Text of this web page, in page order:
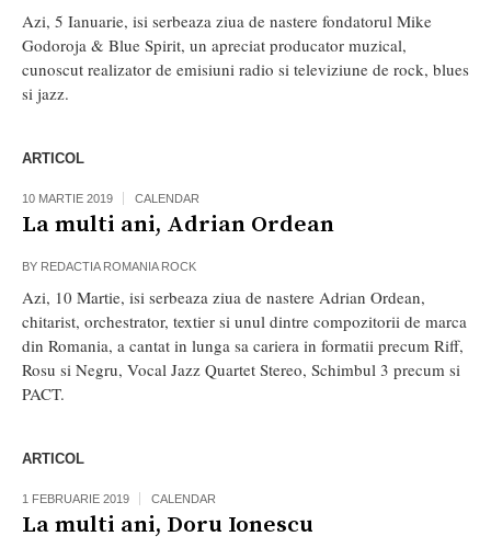
Azi, 5 Ianuarie, isi serbeaza ziua de nastere fondatorul Mike
Godoroja & Blue Spirit, un apreciat producator muzical,
cunoscut realizator de emisiuni radio si televiziune de rock, blues
si jazz.
ARTICOL
10 MARTIE 2019 CALENDAR
La multi ani, Adrian Ordean
BY REDACTIA ROMANIA ROCK
Azi, 10 Martie, isi serbeaza ziua de nastere Adrian Ordean,
chitarist, orchestrator, textier si unul dintre compozitorii de marca
din Romania, a cantat in lunga sa cariera in formatii precum Riff,
Rosu si Negru, Vocal Jazz Quartet Stereo, Schimbul 3 precum si
PACT.
ARTICOL
1 FEBRUARIE 2019 CALENDAR
La multi ani, Doru Ionescu